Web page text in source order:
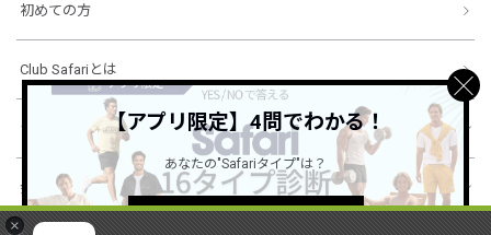
×
初めての方
Club Safariとは
ショッピングガイド
会社概要・規約
【アプリ限定】4問でわかる！
あなたの"Safariタイプ"は？
詳しくはこちら ＞